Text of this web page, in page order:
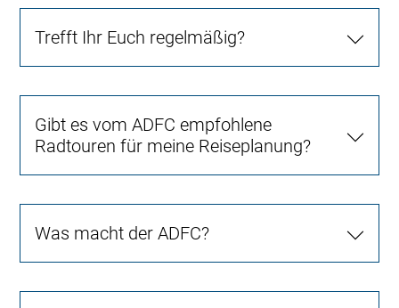
Trefft Ihr Euch regelmäßig?
Gibt es vom ADFC empfohlene
Radtouren für meine Reiseplanung?
Was macht der ADFC?